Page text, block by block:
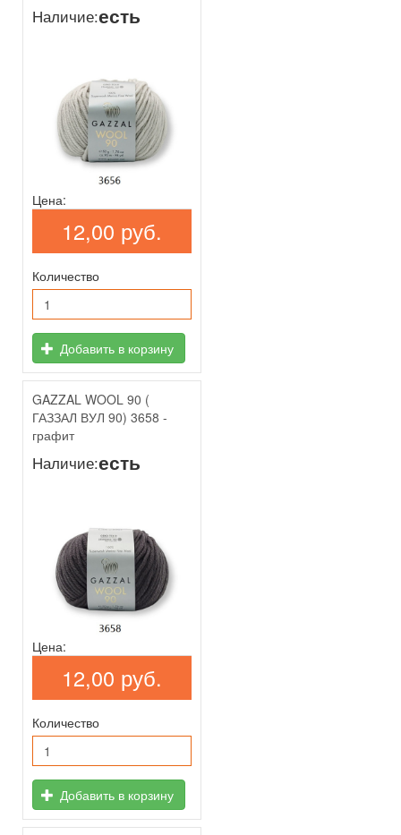
Наличие:есть
Цена:
12,00 руб.
Количество
Добавить в корзину
GAZZAL WOOL 90 (
ГАЗЗАЛ ВУЛ 90) 3658 -
графит
Наличие:есть
Цена:
12,00 руб.
Количество
Добавить в корзину